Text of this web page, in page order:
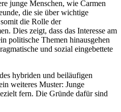
junge Menschen, wie Carmen
die sie über wichtige
die Rolle der
Dies zeigt, dass das Interesse am
politische Themen hinausgehen
und sozial eingebettete
hybriden und beiläufigen
weiteres Muster: Junge
fern. Die Gründe dafür sind